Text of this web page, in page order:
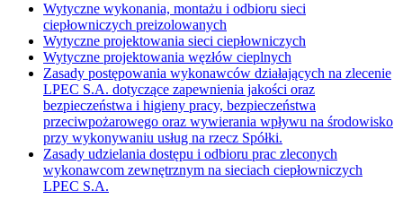
Wytyczne wykonania, montażu i odbioru sieci
ciepłowniczych preizolowanych
Wytyczne projektowania sieci ciepłowniczych
Wytyczne projektowania węzłów cieplnych
Zasady postępowania wykonawców działających na zlecenie
LPEC S.A. dotyczące zapewnienia jakości oraz
bezpieczeństwa i higieny pracy, bezpieczeństwa
przeciwpożarowego oraz wywierania wpływu na środowisko
przy wykonywaniu usług na rzecz Spółki.
Zasady udzielania dostępu i odbioru prac zleconych
wykonawcom zewnętrznym na sieciach ciepłowniczych
LPEC S.A.